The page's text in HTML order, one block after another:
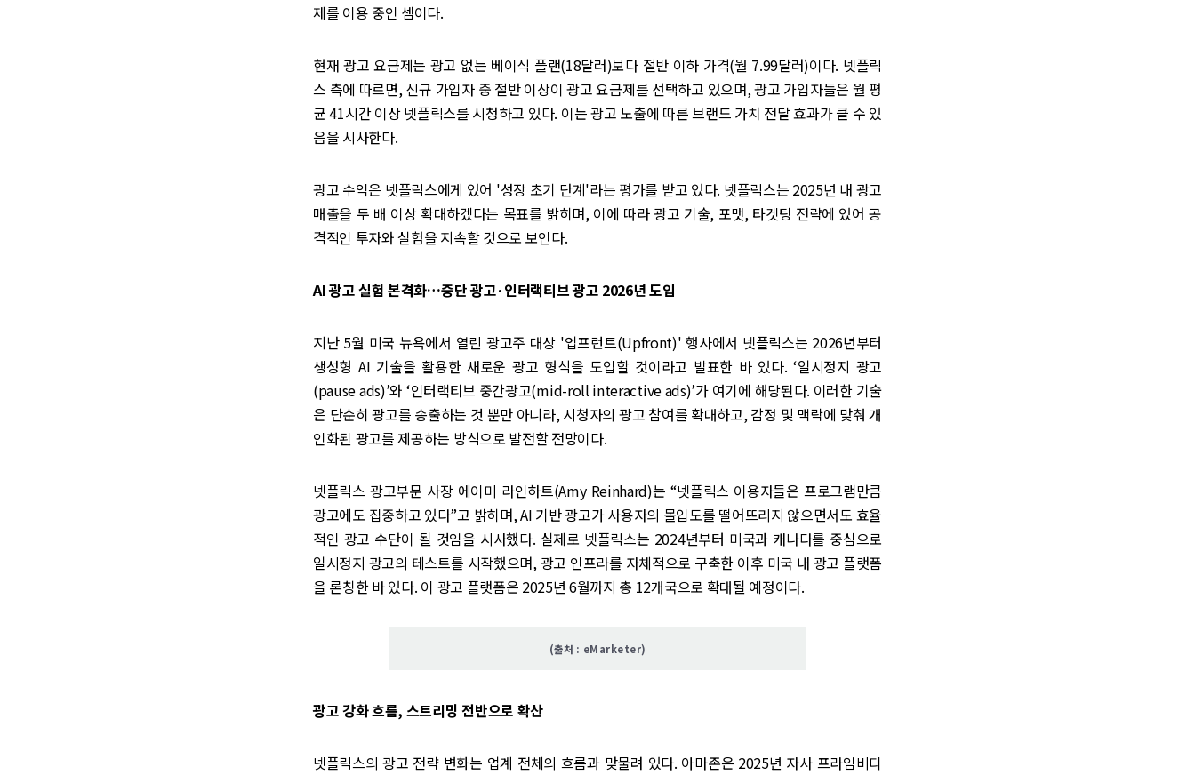
제를 이용 중인 셈이다.
현재 광고 요금제는 광고 없는 베이식 플랜(18달러)보다 절반 이하 가격(월 7.99달러)이다. 넷플릭
스 측에 따르면, 신규 가입자 중 절반 이상이 광고 요금제를 선택하고 있으며, 광고 가입자들은 월 평
균 41시간 이상 넷플릭스를 시청하고 있다. 이는 광고 노출에 따른 브랜드 가치 전달 효과가 클 수 있
음을 시사한다.
광고 수익은 넷플릭스에게 있어 '성장 초기 단계'라는 평가를 받고 있다. 넷플릭스는 2025년 내 광고
매출을 두 배 이상 확대하겠다는 목표를 밝히며, 이에 따라 광고 기술, 포맷, 타겟팅 전략에 있어 공
격적인 투자와 실험을 지속할 것으로 보인다.
AI 광고 실험 본격화…중단 광고·인터랙티브 광고 2026년 도입
지난 5월 미국 뉴욕에서 열린 광고주 대상 '업프런트(Upfront)' 행사에서 넷플릭스는 2026년부터
생성형 AI 기술을 활용한 새로운 광고 형식을 도입할 것이라고 발표한 바 있다. ‘일시정지 광고
(pause ads)’와 ‘인터랙티브 중간광고(mid-roll interactive ads)’가 여기에 해당된다. 이러한 기술
은 단순히 광고를 송출하는 것 뿐만 아니라, 시청자의 광고 참여를 확대하고, 감정 및 맥락에 맞춰 개
인화된 광고를 제공하는 방식으로 발전할 전망이다.
넷플릭스 광고부문 사장 에이미 라인하트(Amy Reinhard)는 “넷플릭스 이용자들은 프로그램만큼
광고에도 집중하고 있다”고 밝히며, AI 기반 광고가 사용자의 몰입도를 떨어뜨리지 않으면서도 효율
적인 광고 수단이 될 것임을 시사했다. 실제로 넷플릭스는 2024년부터 미국과 캐나다를 중심으로
일시정지 광고의 테스트를 시작했으며, 광고 인프라를 자체적으로 구축한 이후 미국 내 광고 플랫폼
을 론칭한 바 있다. 이 광고 플랫폼은 2025년 6월까지 총 12개국으로 확대될 예정이다.
(출처 : eMarketer)
광고 강화 흐름, 스트리밍 전반으로 확산
넷플릭스의 광고 전략 변화는 업계 전체의 흐름과 맞물려 있다. 아마존은 2025년 자사 프라임비디